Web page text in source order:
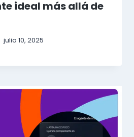
ideal más allá de
julio 10, 2025